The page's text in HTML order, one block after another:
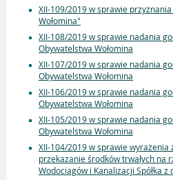
XII-109/2019 w sprawie
Wołomina"
XII-108/2019 w sprawie nadania
Obywatelstwa Wołomina
XII-107/2019 w sprawie nadania
Obywatelstwa Wołomina
XII-106/2019 w sprawie nadania
Obywatelstwa Wołomina
XII-105/2019 w sprawie nadania
Obywatelstwa Wołomina
XII-104/2019 w sprawie wyrażenia
przekazanie środków trwałych na
Wodociagów i Kanalizacji Spółka z